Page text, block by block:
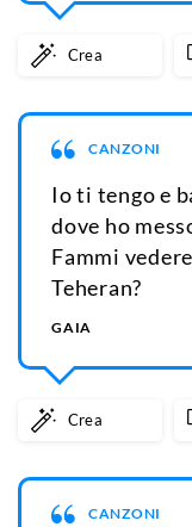
Crea
CANZONI
Io ti tengo e
dove ho
Fammi
Teheran?
GAIA
Crea
CANZONI